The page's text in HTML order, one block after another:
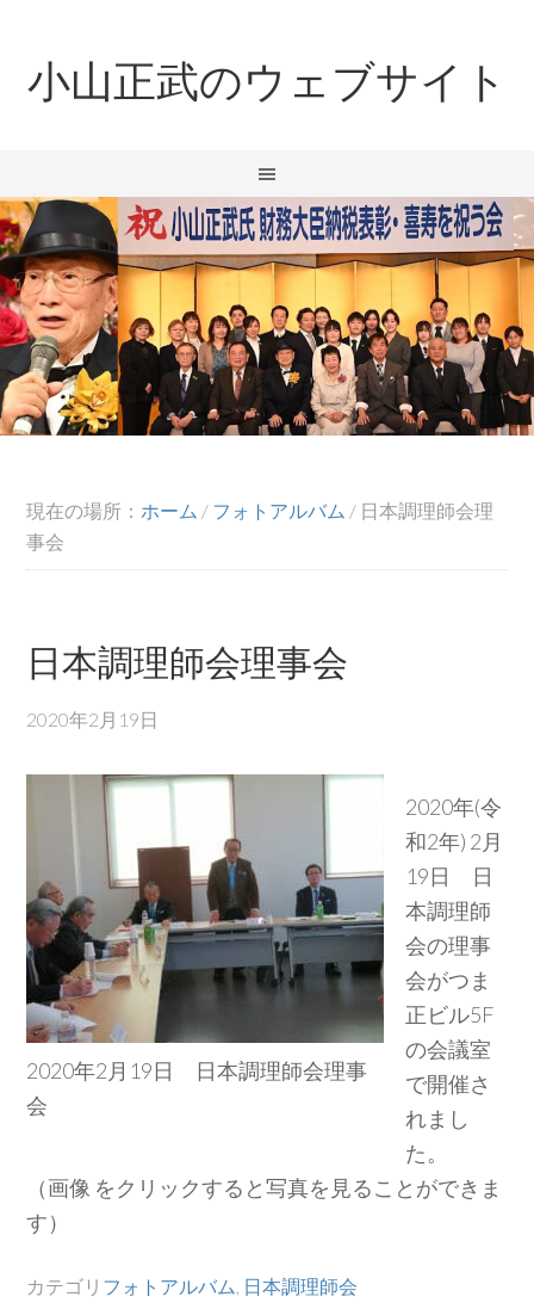
小山正武のウェブサイト
現在の場所： ホーム / フォトアルバム / 日本調理師会理
事会
日本調理師会理事会
2020年2月19日
2020年2月19日 日本調理師会理事
会
2020年(令
和2年) 2月
19日 日
本調理師
会の理事
会がつま
正ビル5F
の会議室
で開催さ
れまし
た。
（画像 をクリックすると写真を見ることができま
す）
カテゴリ フォトアルバム 日本調理師会